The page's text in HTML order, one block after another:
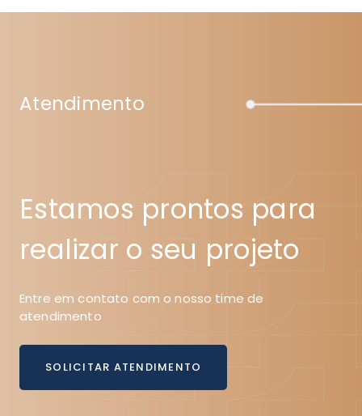
Atendimento
Estamos prontos para
realizar o seu projeto
Entre em contato com o nosso time de
atendimento
SOLICITAR ATENDIMENTO